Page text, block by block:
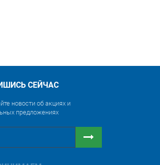
СЕЙЧАС
новости об акциях и
предложениях